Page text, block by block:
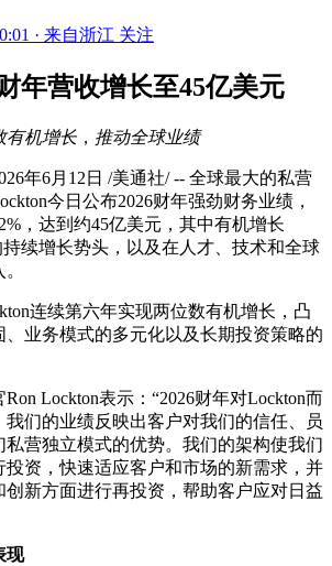
· 来自浙江 关注
年营收增长至45亿美元
有机增长， 推动全球业绩
年6月12日 /美通社/ -- 全球最大的私营
今日公布2026财年强劲财务业绩，
，达到约45亿美元，其中有机增长
续增长势头，以及在人才、技术和全球
连续第六年实现两位数有机增长，凸
、业务模式的多元化以及长期投资策略的
Lockton表示：“2026财年对Lockton而
们的业绩反映出客户对我们的信任、员
私营独立模式的优势。我们的架构使我们
投资，快速适应客户和市场的新需求，并
新方面进行再投资，帮助客户应对日益
现